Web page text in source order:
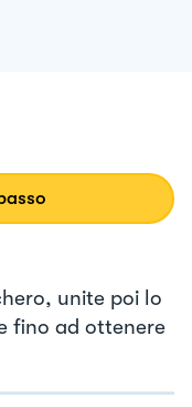
unite poi lo
fino ad ottenere